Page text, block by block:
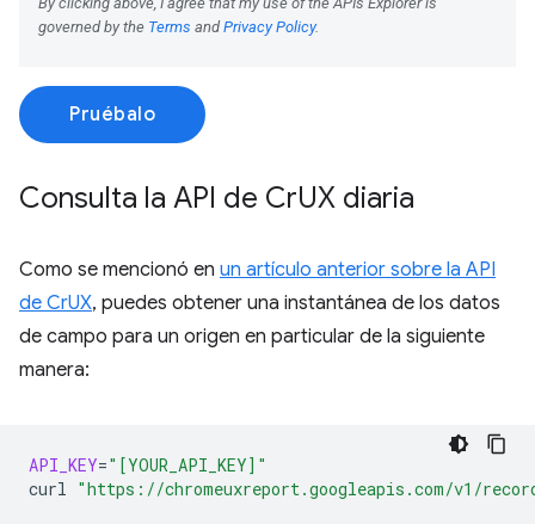
Pruébalo
Consulta la API de CrUX diaria
Como se mencionó en un artículo anterior sobre la API
de CrUX, puedes obtener una instantánea de los datos
de campo para un origen en particular de la siguiente
manera:
API_KEY="[YOUR_API_KEY]"
curl "https://chromeuxreport.googleapis.com/v1/